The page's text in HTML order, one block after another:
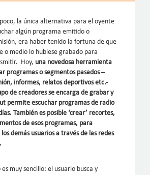
la única alternativa para el oyente
algún programa emitido o
era haber tenido la fortuna de que
o medio lo hubiese grabado para
Hoy, una novedosa herramienta
programas o segmentos pasados –
informes, relatos deportivos etc.-
de creadores se encarga de grabar y
permite escuchar programas de radio
También es posible ‘crear’ recortes,
de esos programas, para
demás usuarios a través de las redes
muy sencillo: el usuario busca y